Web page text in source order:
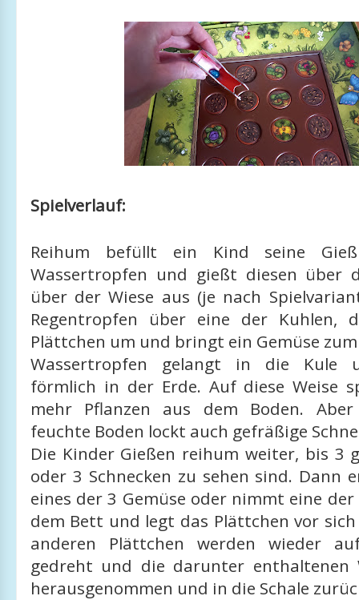
Spielverlauf:
Reihum befüllt ein Kind seine
Wassertropfen und gießt diesen über
über der Wiese aus (je nach
Regentropfen über eine der Kuhlen,
Plättchen um und bringt ein Gemüse
Wassertropfen gelangt in die Kule
förmlich in der Erde. Auf diese Weise
mehr Pflanzen aus dem Boden.
feuchte Boden lockt auch gefräßige
Die Kinder Gießen reihum weiter, bis 3
oder 3 Schnecken zu sehen sind. Dann
eines der 3 Gemüse oder nimmt eine der
dem Bett und legt das Plättchen vor
anderen Plättchen werden wieder
gedreht und die darunter enthaltenen
herausgenommen und in die Schale